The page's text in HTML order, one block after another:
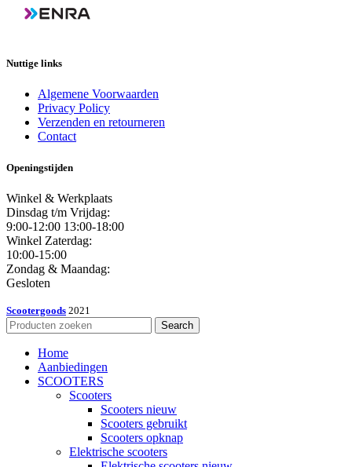
Nuttige links
Algemene Voorwaarden
Privacy Policy
Verzenden en retourneren
Contact
Openingstijden
Winkel & Werkplaats
Dinsdag t/m Vrijdag:
9:00-12:00 13:00-18:00
Winkel Zaterdag:
10:00-15:00
Zondag & Maandag:
Gesloten
Scootergoods 2021
Search
Home
Aanbiedingen
SCOOTERS
Scooters
Scooters nieuw
Scooters gebruikt
Scooters opknap
Elektrische scooters